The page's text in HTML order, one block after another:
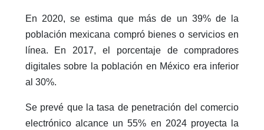
En 2020, se estima que más de un 39% de la
población mexicana compró bienes o servicios en
línea. En 2017, el porcentaje de compradores
digitales sobre la población en México era inferior
al 30%.
Se prevé que la tasa de penetración del comercio
electrónico alcance un 55% en 2024 proyecta la